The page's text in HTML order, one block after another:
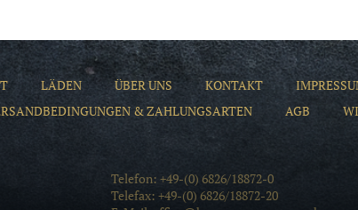
LÄDEN ÜBER UNS KONTAKT
& ZAHLUNGSARTEN
AGB
Telefon: +49-(0) 6826/18872-0
Telefax: +49-(0) 6826/18872-20